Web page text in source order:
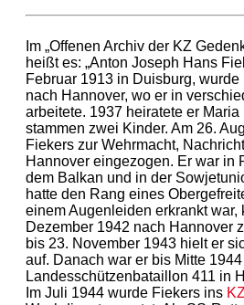
Im „Offenen Archiv der KZ
heißt es: „Anton Joseph Hans
Februar 1913 in Duisburg,
nach Hannover, wo er in
arbeitete. 1937 heiratete er
stammen zwei Kinder. Am 26.
Fiekers zur Wehrmacht,
Hannover eingezogen. Er war in
dem Balkan und in der
hatte den Rang eines
einem Augenleiden erkrankt war,
Dezember 1942 nach Hannover
bis 23. November 1943 hielt er
auf. Danach war er bis Mitte
Landesschützenbataillon 411 in
Im Juli 1944 wurde Fiekers ins KZ